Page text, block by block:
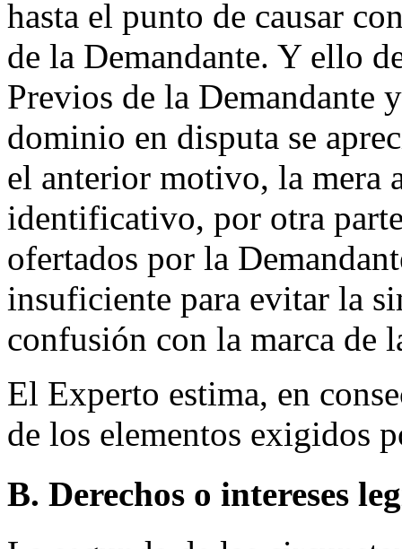
hasta el punto de causar
de la Demandante. Y ello
Previos de la Demandante
dominio en disputa se
el anterior motivo, la mera
identificativo, por otra
ofertados por la
insuficiente para evitar la
confusión con la marca de
El Experto estima, en
de los elementos exigidos
B. Derechos o intereses